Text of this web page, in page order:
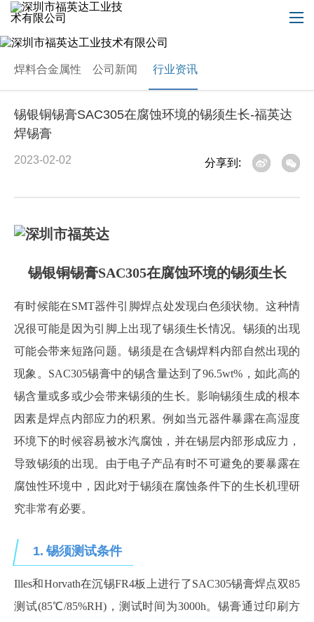
焊料合金属性 公司新闻 行业资讯
锡银铜锡膏SAC305在腐蚀环境的锡须生长-福英达
焊锡膏
2023-02-02 分享到:
锡银铜锡膏SAC305在腐蚀环境的锡须生长
有时候能在SMT器件引脚焊点处发现白色须状物。这种情
况很可能是因为引脚上出现了锡须生长情况。锡须的出现
可能会带来短路问题。锡须是在含锡焊料内部自然出现的
现象。SAC305锡膏中的锡含量达到了96.5wt%，如此高的
锡含量或多或少会带来锡须的生长。影响锡须生成的根本
因素是焊点内部应力的积累。例如当元器件暴露在高湿度
环境下的时候容易被水汽腐蚀，并在锡层内部形成应力，
导致锡须的出现。由于电子产品有时不可避免的要暴露在
腐蚀性环境中，因此对于锡须在腐蚀条件下的生长机理研
究非常有必要。
1. 锡须测试条件
Illes和Horvath在沉锡FR4板上进行了SAC305锡膏焊点双85
测试(85℃/85%RH)，测试时间为3000h。锡膏通过印刷方